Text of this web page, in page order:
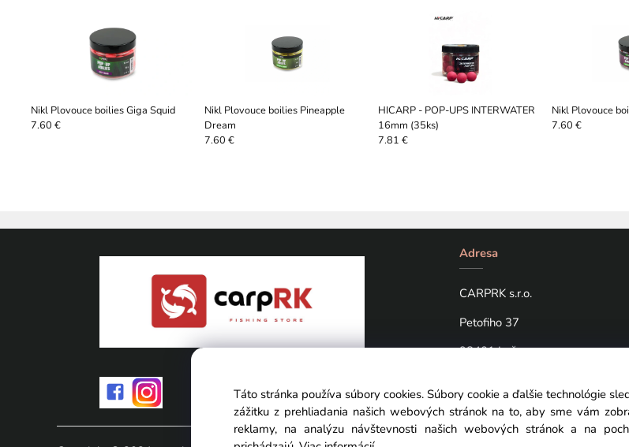
Nikl Plovouce boilies Giga Squid
7.60 €
Nikl Plovouce boilies Pineapple
Dream
7.60 €
HICARP - POP-UPS INTERWATER
16mm (35ks)
7.81 €
Nikl Plovouce
7.60 €
Adresa
CARPRK s.r.o.
Petofiho 37
98401 Lučenec
Táto stránka používa súbory cookies. Súbory cookie a ďalšie technológie
zážitku z prehliadania našich webových stránok na to, aby sme vám
reklamy, na analýzu návštevnosti našich webových stránok a na